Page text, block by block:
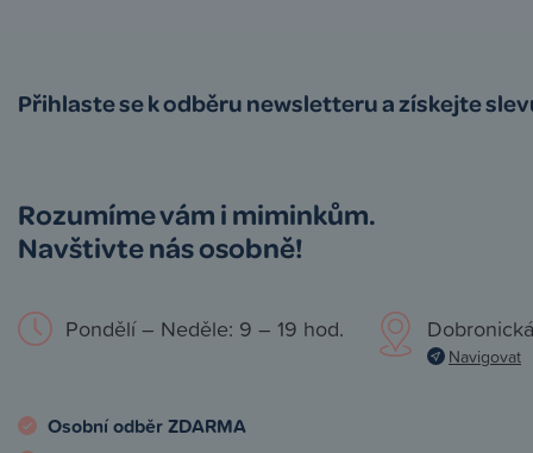
Přihlaste se k odběru newsletteru a získejte
Rozumíme vám i miminkům.
Navštivte nás osobně!
Pondělí – Neděle: 9 – 19 hod.
Navigovat
Osobní odběr ZDARMA